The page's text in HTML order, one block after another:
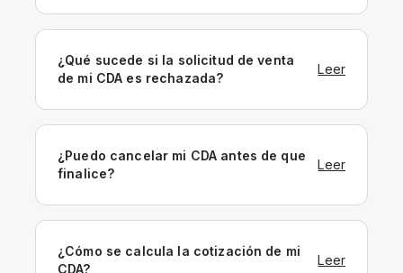
¿Qué sucede si la solicitud de venta
de mi CDA es rechazada?
Leer
¿Puedo cancelar mi CDA antes de que
finalice?
Leer
¿Cómo se calcula la cotización de mi
CDA?
Leer